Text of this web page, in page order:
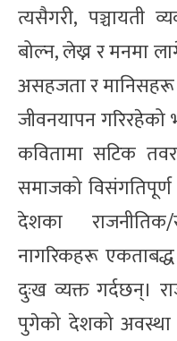
त्यसैगरी, पञ्चायती
बोल्न, लेख्न र मनमा
असहजता र मानिसहरू
जीवनयापन गरिरहेको
कवितामा सटिक
समाजको
देशका
नागरिकहरू
दुःख व्यक्त गर्दछन्।
पुगेको देशको अवस्था